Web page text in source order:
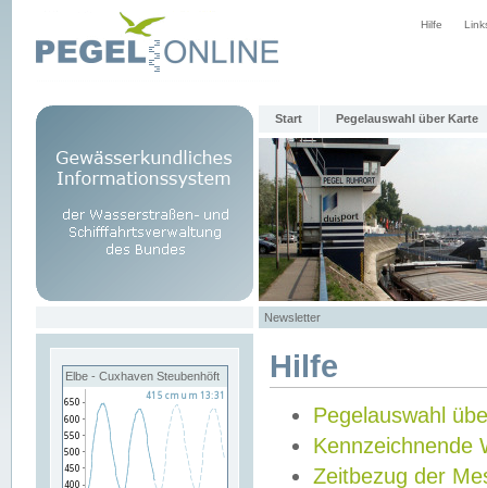
Hilfe
Start Pegelauswahl über Karte
Newsletter
Elbe - Cuxhaven Steubenhöft Hilfe
Pegelauswahl
Kennzeichnende
Zeitbezug der